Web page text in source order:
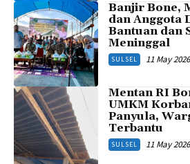
Banjir Bone,
dan Anggota
Bantuan dan
Meninggal
SULSEL 11 May
Mentan RI
UMKM
Panyula,
Terbantu
SULSEL 11 May